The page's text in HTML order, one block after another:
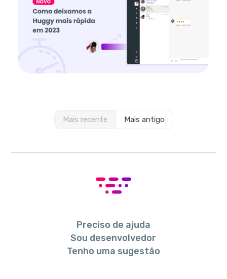
Mais recente Mais antigo
Preciso de ajuda
Sou desenvolvedor
Tenho uma sugestão